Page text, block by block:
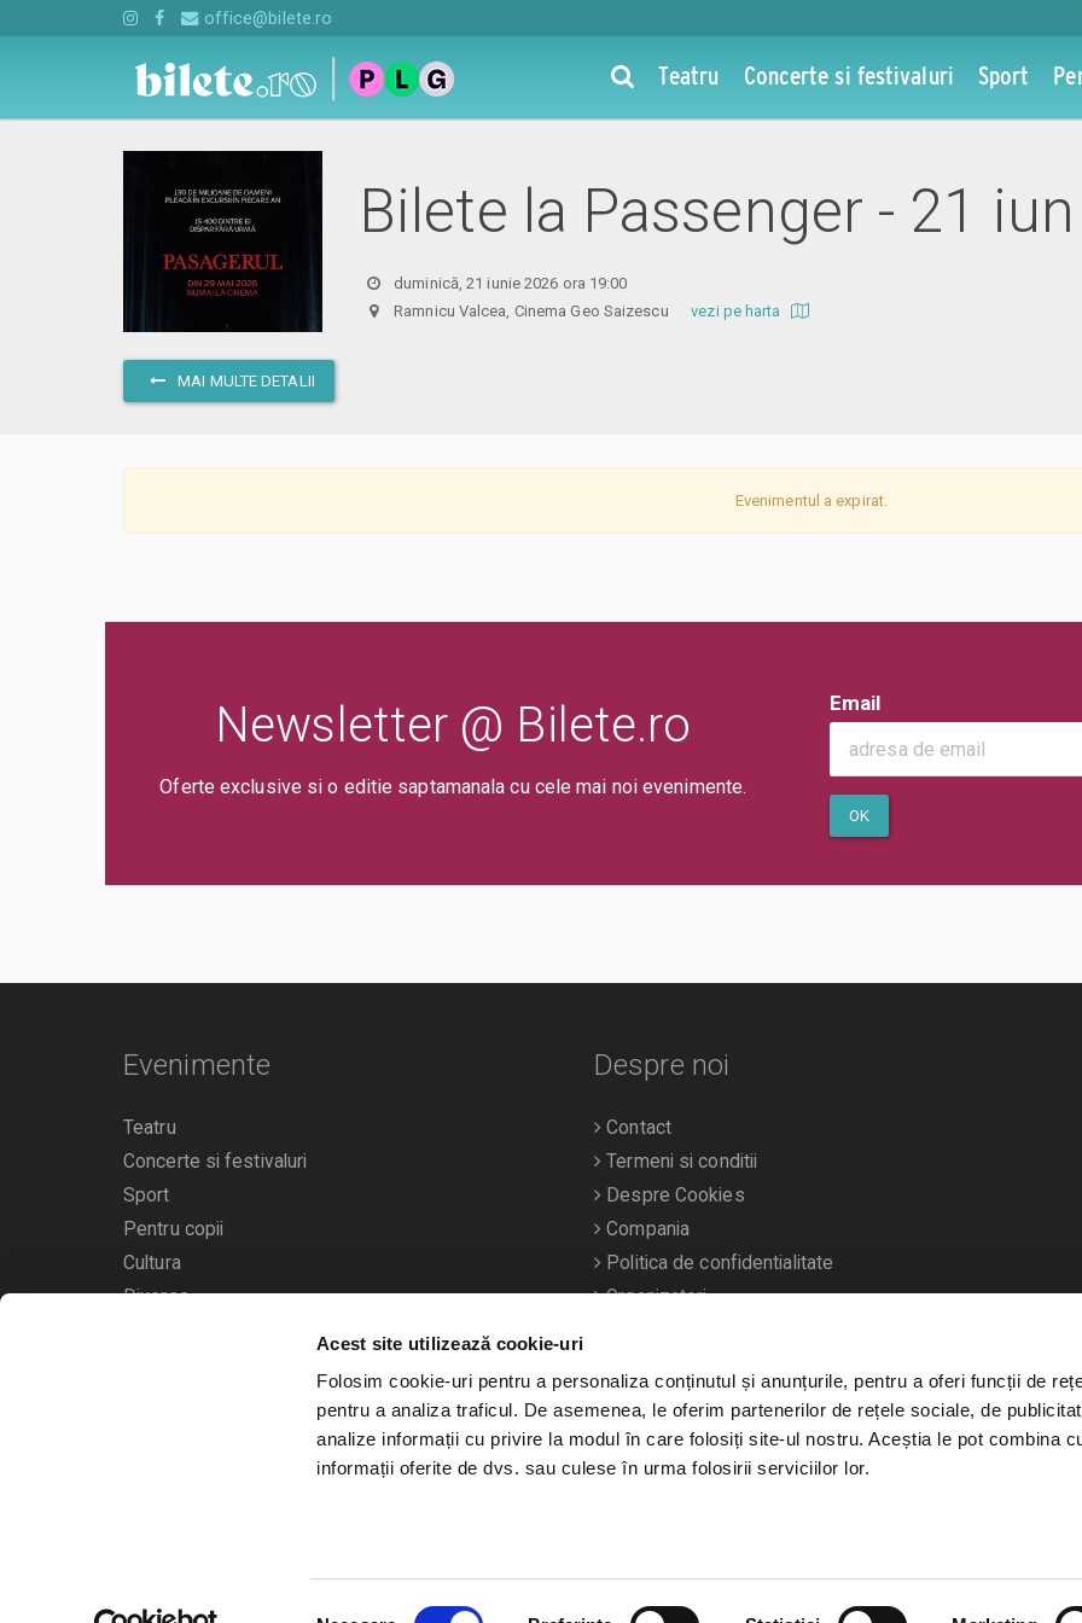
Acest site utilizează cookie-uri
Folosim cookie-uri pentru a personaliza conținutul și anunțurile, pentru a oferi funcții de
pentru a analiza traficul. De asemenea, le oferim partenerilor de rețele sociale, de
analize informații cu privire la modul în care folosiți site-ul nostru. Aceștia le pot combina
informații oferite de dvs. sau culese în urma folosirii serviciilor lor.
office@bilete.ro
Teatru Concerte si festivaluri Sport
MAI MULTE DETALII
Bilete la Passenger - 21
duminică, 21 iunie 2026 ora 19:00
Ramnicu Valcea, Cinema Geo Saizescuvezi pe harta
Evenimentul a expirat.
Newsletter @ Bilete.ro
Oferte exclusive si o editie saptamanala cu cele mai noi evenimente.
Email
OK
Evenimente
Teatru
Concerte si festivaluri
Sport
Pentru copii
Cultura
Diverse
Calendarul evenimentelor
Despre noi
Contact
Termeni si conditii
Despre Cookies
Compania
Politica de confidentialitate
Organizatori
Bilete.ro
A.N.P.C.
O.D.R.